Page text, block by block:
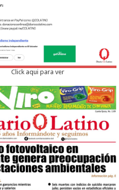
Click aqui para ver